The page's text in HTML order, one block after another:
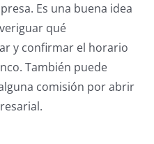
Es una buena idea
qué
y confirmar el horario
También puede
comisión por abrir